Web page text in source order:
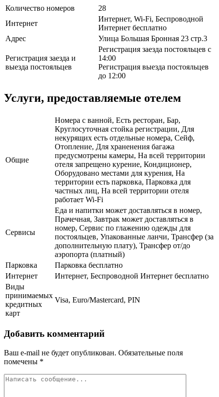
Количество номеров
28
Интернет
Интернет, Wi-Fi, Беспроводной
Интернет бесплатно
Адрес
Улица Большая Бронная 23 стр.3
Регистрация заезда и
выезда постояльцев
Регистрация заезда постояльцев с
14:00
Регистрация выезда постояльцев
до 12:00
Услуги, предоставляемые отелем
Общие
Номера с ванной, Есть ресторан, Бар,
Круглосуточная стойка регистрации, Для
некурящих есть отдельные номера, Сейф,
Отопление, Для храненения багажа
предусмотрены камеры, На всей территории
отеля запрещено курение, Кондиционер,
Оборудовано местами для курения, На
территории есть парковка, Парковка для
частных лиц, На всей территории отеля
работает Wi-Fi
Сервисы
Еда и напитки может доставляться в номер,
Прачечная, Завтрак может доставляться в
номер, Сервис по глажению одежды для
постояльцев, Упакованные ланчи, Трансфер (за
дополнительную плату), Трансфер от/до
аэропорта (платный)
Парковка
Парковка бесплатно
Интернет
Интернет, Беспроводной Интернет бесплатно
Виды
принимаемых
кредитных
карт
Visa, Euro/Mastercard, PIN
Добавить комментарий
Ваш e-mail не будет опубликован. Обязательные поля
помечены *